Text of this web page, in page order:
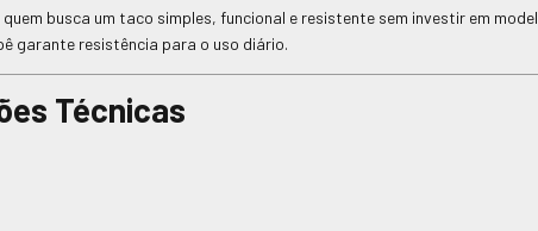
busca um taco simples, funcional e resistente sem investir em
garante resistência para o uso diário.
Técnicas